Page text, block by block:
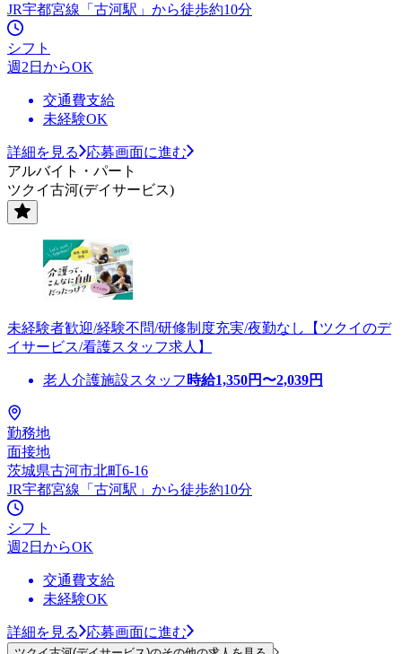
JR宇都宮線「古河駅」から徒歩約10分
シフト
週2日からOK
交通費支給
未経験OK
詳細を見る
応募画面に進む
アルバイト・パート
ツクイ古河(デイサービス)
未経験者歓迎/経験不問/研修制度充実/夜勤なし【ツクイのデ
イサービス/看護スタッフ求人】
老人介護施設スタッフ 時給1,350円〜2,039円
勤務地
面接地
茨城県古河市北町6-16
JR宇都宮線「古河駅」から徒歩約10分
シフト
週2日からOK
交通費支給
未経験OK
詳細を見る 応募画面に進む